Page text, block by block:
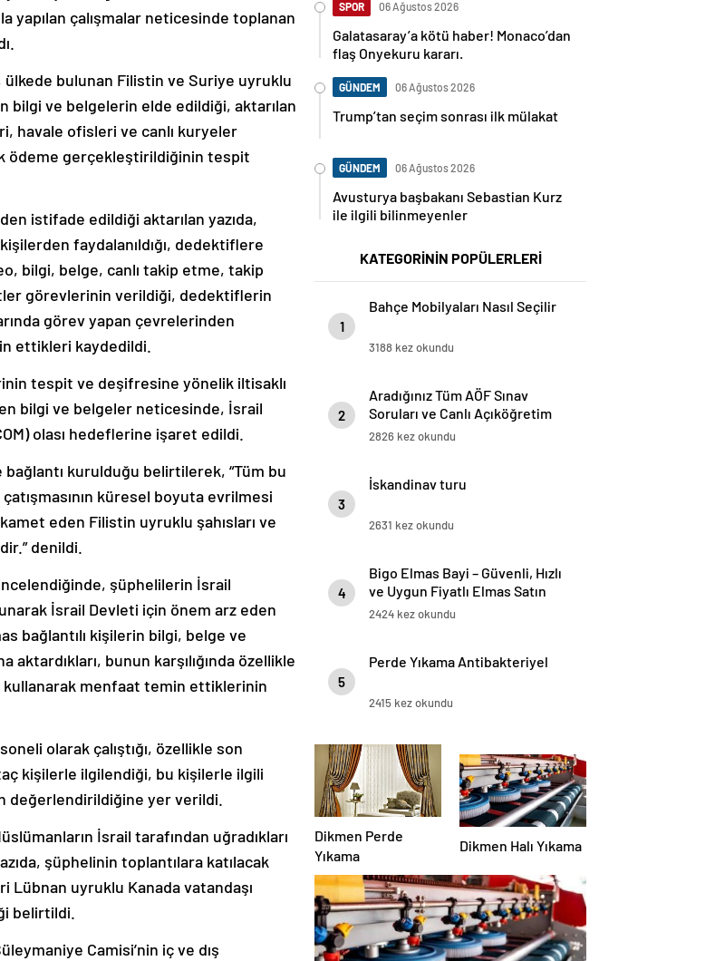
yapılan çalışmalar neticesinde toplanan
bulunan Filistin ve Suriye uyruklu
ve belgelerin elde edildiği, aktarılan
havale ofisleri ve canlı kuryeler
ödeme gerçekleştirildiğinin tespit
istifade edildiği aktarılan yazıda,
faydalanıldığı, dedektiflere
bilgi, belge, canlı takip etme, takip
görevlerinin verildiği, dedektiflerin
görev yapan çevrelerinden
ettikleri kaydedildi.
tespit ve deşifresine yönelik iltisaklı
bilgi ve belgeler neticesinde, İsrail
olası hedeflerine işaret edildi.
kurulduğu belirtilerek, “Tüm bu
küresel boyuta evrilmesi
eden Filistin uyruklu şahısları ve
denildi.
incelendiğinde, şüphelilerin İsrail
İsrail Devleti için önem arz eden
bağlantılı kişilerin bilgi, belge ve
bunun karşılığında özellikle
menfaat temin ettiklerinin
olarak çalıştığı, özellikle son
kişilerle ilgilendiği, bu kişilerle ilgili
değerlendirildiğine yer verildi.
İsrail tarafından uğradıkları
şüphelinin toplantılara katılacak
Lübnan uyruklu Kanada vatandaşı
belirtildi.
Camisi’nin iç ve dış
SPOR 06 Ağustos 2026
Galatasaray’a kötü haber! Monaco’dan
flaş Onyekuru kararı.
GÜNDEM 06 Ağustos 2026
Trump’tan seçim sonrası ilk mülakat
GÜNDEM 06 Ağustos 2026
Avusturya başbakanı Sebastian Kurz
ile ilgili bilinmeyenler
KATEGORİNİN POPÜLERLERİ
1
Bahçe Mobilyaları Nasıl Seçilir
3188 kez okundu
2
Aradığınız Tüm AÖF Sınav
Soruları ve Canlı Açıköğretim
Forumu Burada
2826 kez okundu
3
İskandinav turu
2631 kez okundu
4
Bigo Elmas Bayi – Güvenli, Hızlı
ve Uygun Fiyatlı Elmas Satın
Almanın Yeni Adresi
2424 kez okundu
5
Perde Yıkama Antibakteriyel
2415 kez okundu
Dikmen Perde
Yıkama
Dikmen Halı Yıkama